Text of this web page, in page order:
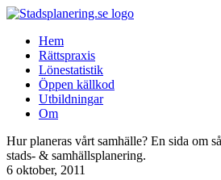
Hem
Rättspraxis
Lönestatistik
Öppen källkod
Utbildningar
Om
Hur planeras vårt samhälle? En sida om
stads- & samhällsplanering.
6 oktober, 2011